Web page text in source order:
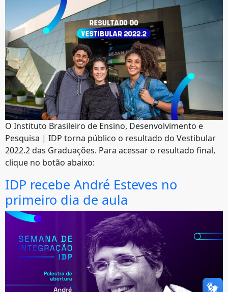
O Instituto Brasileiro de Ensino, Desenvolvimento e
Pesquisa | IDP torna público o resultado do Vestibular
2022.2 das Graduações. Para acessar o resultado final,
clique no botão abaixo:
IDP recebe André Esteves no
primeiro dia de aula